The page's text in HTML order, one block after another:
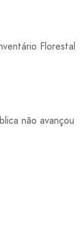
Florestal
não avançou